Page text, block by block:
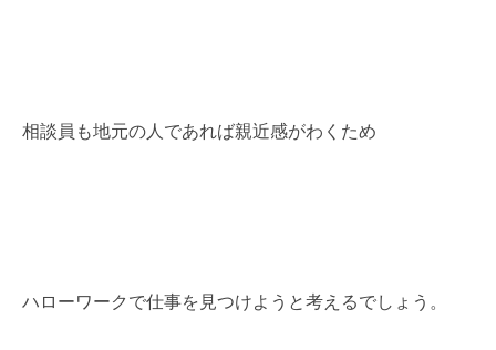
相談員も地元の人であれば親近感がわくため
ハローワークで仕事を見つけようと考えるでしょう。